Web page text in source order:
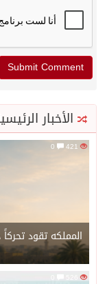
الأخبار
المملكه تقود
526